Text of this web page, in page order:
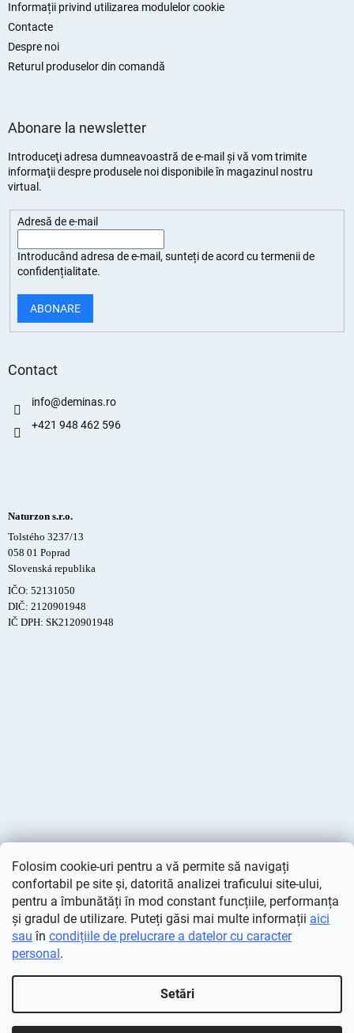
Folosim cookie-uri pentru a vă permite să navigați
confortabil pe site și, datorită analizei traficului site-ului,
pentru a îmbunătăți în mod constant funcțiile, performanța
și gradul de utilizare. Puteți găsi mai multe informații aici
sau în condițiile de prelucrare a datelor cu caracter
personal.
Setări
Informații privind utilizarea modulelor cookie
Contacte
Despre noi
Returul produselor din comandă
Abonare la newsletter
Introduceţi adresa dumneavoastră de e-mail şi vă vom trimite
informaţii despre produsele noi disponibile în magazinul nostru
virtual.
Adresă de e-mail
Introducând adresa de e-mail, sunteți deacord cu termenii de
confidențialitate.
ABONARE
Contact
info@deminas.ro
+421 948 462 596
Naturzon s.r.o.
Tolstého 3237/13
058 01 Poprad
Slovenská republika
IČO: 52131050
DIČ: 2120901948
IČ DPH: SK2120901948